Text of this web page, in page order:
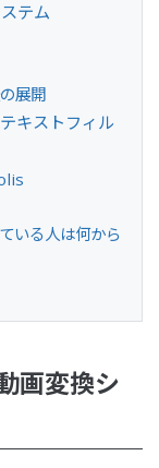
テム
展開
キストフィル
いる人は何から
画変換シ